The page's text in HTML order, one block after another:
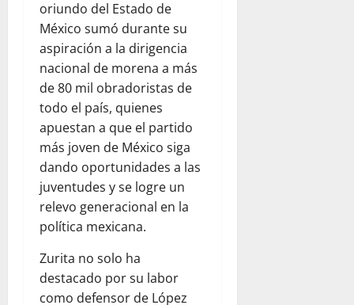
oriundo del Estado de
México sumó durante su
aspiración a la dirigencia
nacional de morena a más
de 80 mil obradoristas de
todo el país, quienes
apuestan a que el partido
más joven de México siga
dando oportunidades a las
juventudes y se logre un
relevo generacional en la
política mexicana.
Zurita no solo ha
destacado por su labor
como defensor de López